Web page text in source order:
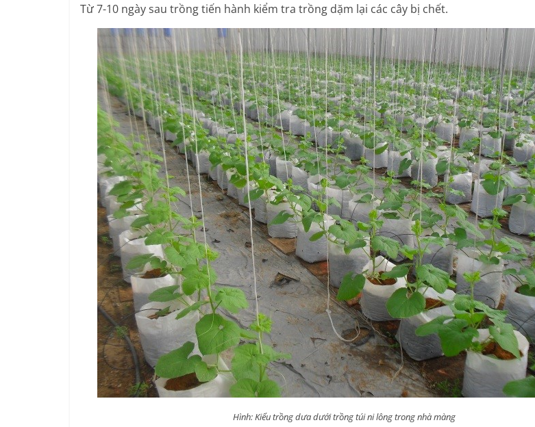
Từ 7-10 ngày sau trồng tiến hành kiểm tra trồng dặm lại các cây bị chết.
Hình: Kiểu trồng dưa dưới trồng túi ni lông trong nhà màng